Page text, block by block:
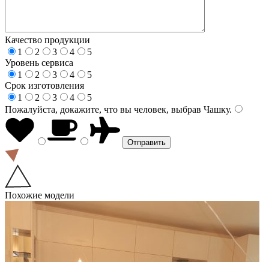
Качество продукции
1
2 3 4
5
Уровень сервиса
1
2 3 4
5
Срок изготовления
1
2 3 4
5
Пожалуйста, докажите, что вы человек, выбрав Чашку.
Похожие модели